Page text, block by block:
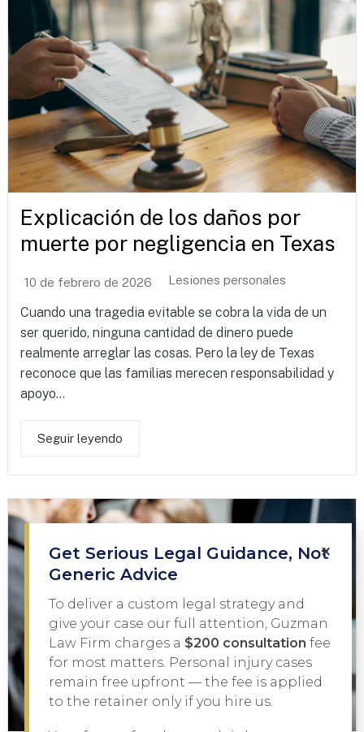
Explicación de los daños por
muerte por negligencia en Texas
10 de febrero de 2026 Lesiones personales
Cuando una tragedia evitable se cobra la vida de un
ser querido, ninguna cantidad de dinero puede
realmente arreglar las cosas. Pero la ley de Texas
reconoce que las familias merecen responsabilidad y
apoyo...
Seguir leyendo
×
Get Serious Legal Guidance, Not
Generic Advice
To deliver a custom legal strategy and
give your case our full attention, Guzman
Law Firm charges a $200 consultation fee
for most matters. Personal injury cases
remain free upfront — the fee is applied
to the retainer only if you hire us.